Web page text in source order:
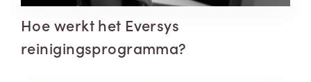
Hoe werkt het Eversys
reinigingsprogramma?